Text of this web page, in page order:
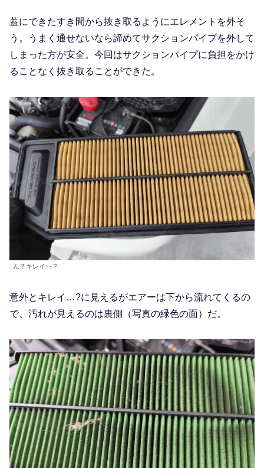
蓋にできたすき間から抜き取るようにエレメントを外そ
う。うまく通せないなら諦めてサクションパイプを外して
しまった方が安全。今回はサクションパイプに負担をかけ
ることなく抜き取ることができた。
ん？キレイ‥？
意外とキレイ…?に見えるがエアーは下から流れてくるの
で、汚れが見えるのは裏側（写真の緑色の面）だ。